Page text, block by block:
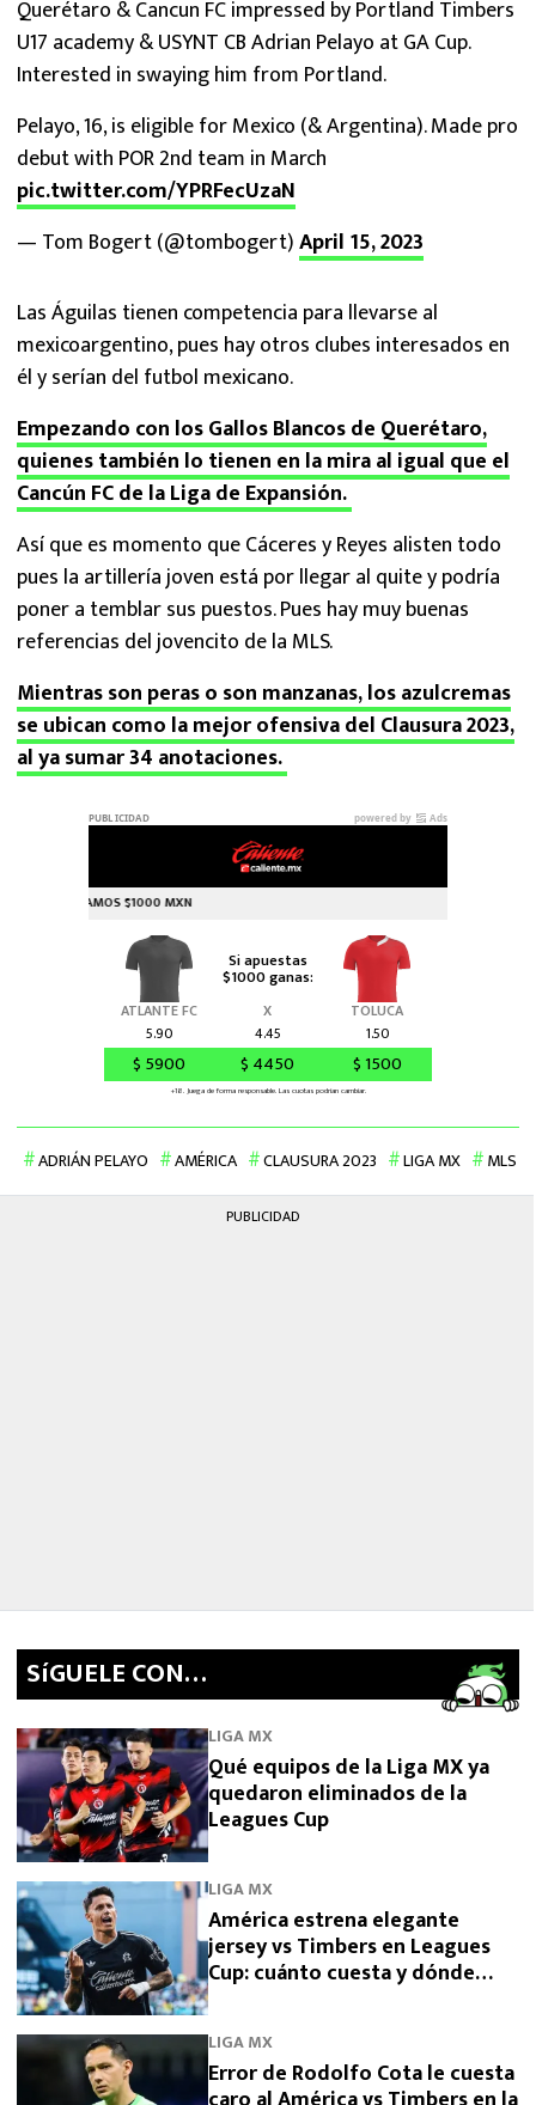
Querétaro & Cancun FC impressed by Portland Timbers
U17 academy & USYNT CB Adrian Pelayo at GA Cup.
Interested in swaying him from Portland.
Pelayo, 16, is eligible for Mexico (& Argentina). Made pro
debut with POR 2nd team in March
pic.twitter.com/YPRFecUzaN
— Tom Bogert (@tombogert)April 15, 2023
Las Águilas tienen competencia para llevarse al
mexicoargentino, pues hay otros clubes interesados en
él y serían del futbol mexicano.
Empezando con los Gallos Blancos de Querétaro,
quienes también lo tienen en la mira al igual que el
Cancún FC de la Liga de Expansión.
Así que es momento que Cáceres y Reyes alisten todo
pues la artillería joven está por llegar al quite y podría
poner a temblar sus puestos. Pues hay muy buenas
referencias del jovencito de la MLS.
Mientras son peras o son manzanas, los azulcremas
se ubican como la mejor ofensiva del Clausura 2023,
al ya sumar 34 anotaciones.
ADRIÁN PELAYO AMÉRICA CLAUSURA 2023 LIGA MX MLS
PUBLICIDAD
SíGUELE CON…
LIGA MX
Qué equipos de la Liga MX ya
quedaron eliminados de la
Leagues Cup
LIGA MX
América estrena elegante
jersey vs Timbers en Leagues
Cup: cuánto cuesta y dónde
LIGA MX
Error de Rodolfo Cota le cuesta